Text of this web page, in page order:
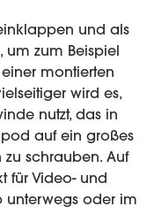
und als
zum Beispiel
montierten
wird es,
nutzt, das in
auf ein großes
schrauben. Auf
für Video- und
unterwegs oder im